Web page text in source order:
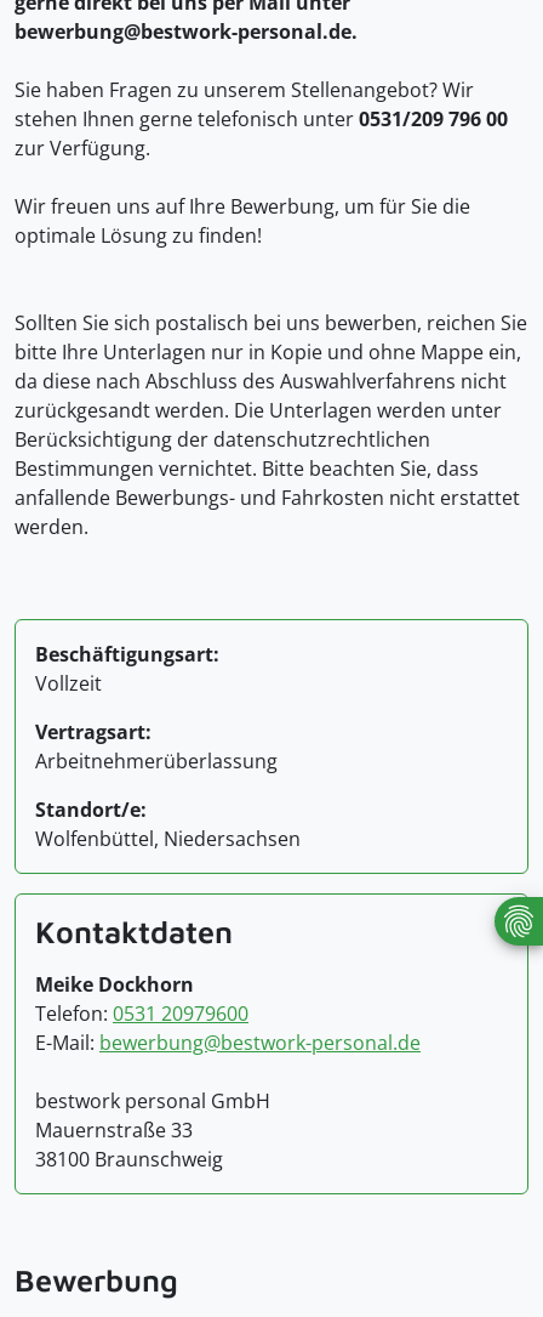
bewerbung@bestwork-personal.de.
Sie haben Fragen zu unserem Stellenangebot? Wir
stehen Ihnen gerne telefonisch unter0531/209 796 00
zur Verfügung.
Wir freuen uns auf Ihre Bewerbung, um für Sie die
optimale Lösung zu finden!
Sollten Sie sich postalisch bei uns bewerben, reichen Sie
bitte Ihre Unterlagen nur in Kopie und ohne Mappe ein,
da diese nach Abschluss des Auswahlverfahrens nicht
zurückgesandt werden. Die Unterlagen werden unter
Berücksichtigung der datenschutzrechtlichen
Bestimmungen vernichtet. Bitte beachten Sie, dass
anfallende Bewerbungs- und Fahrkosten nicht erstattet
werden.
Beschäftigungsart:
Vollzeit
Vertragsart:
Arbeitnehmerüberlassung
Standort/e:
Wolfenbüttel, Niedersachsen
Kontaktdaten
Meike Dockhorn
Telefon: 0531 20979600
E-Mail: bewerbung@bestwork-personal.de
bestwork personal GmbH
Mauernstraße 33
38100 Braunschweig
Bewerbung